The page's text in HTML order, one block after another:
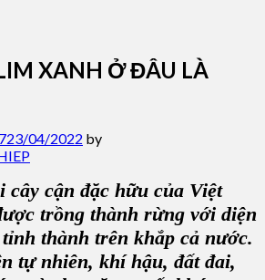
XANH Ở ĐÂU LÀ
23/04/2022 by
cây cận đặc hữu của Việt
trồng thành rừng với diện
thành trên khắp cả nước.
tự nhiên, khí hậu, đất đai,